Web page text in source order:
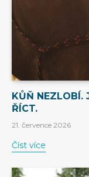
KŮŇ NEZLOBÍ.
ŘÍCT.
21. července 2026
Číst více